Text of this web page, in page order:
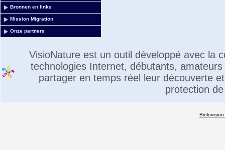
Bronnen en links
Mission Migration
Onze partners
VisioNature est un outil développé avec la
technologies Internet, débutants,
partager en temps réel leur découverte
protection
Biolovision